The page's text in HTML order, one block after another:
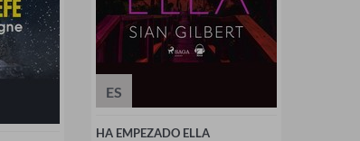
ES
HA EMPEZADO ELLA